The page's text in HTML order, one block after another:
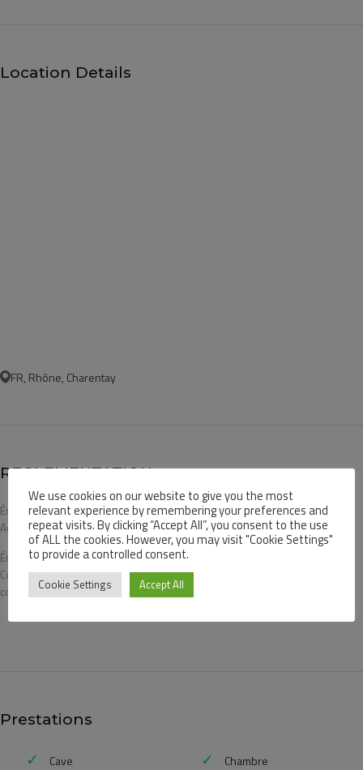
Location Details
FR, Rhône, Charentay
REGLEMENTATION :
Énergie - Référence
Ademe
2669E1376014M
Énergie -
Consommation
conventionnelle
Prestations
Cave Chambre
We use cookies on our website to give you the most
relevant experience by remembering your preferences and
repeat visits. By clicking “Accept All”, you consent to the use
of ALL the cookies. However, you may visit "Cookie Settings"
to provide a controlled consent.
Cookie Settings Accept All